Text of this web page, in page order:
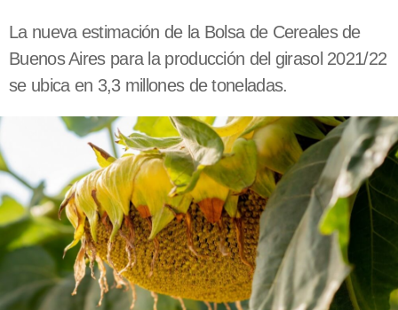
La nueva estimación de la Bolsa de Cereales de
Buenos Aires para la producción del girasol 2021/22
se ubica en 3,3 millones de toneladas.